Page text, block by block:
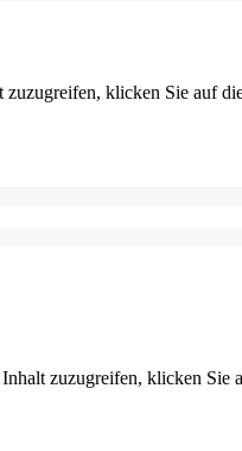
klicken Sie auf
zuzugreifen, klicken Sie